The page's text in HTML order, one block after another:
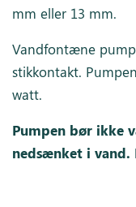
mm eller 13 mm.
Vandfontæne
stikkontakt.
watt.
Pumpen bør ikke
nedsænket i